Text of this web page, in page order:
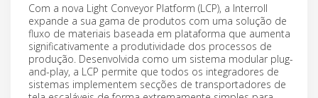
Com a nova Light Conveyor Platform (LCP), a Interroll
expande a sua gama de produtos com uma solução de
fluxo de materiais baseada em plataforma que aumenta
significativamente a produtividade dos processos de
produção. Desenvolvida como um sistema modular plug-
and-play, a LCP permite que todos os integradores de
sistemas implementem secções de transportadores de